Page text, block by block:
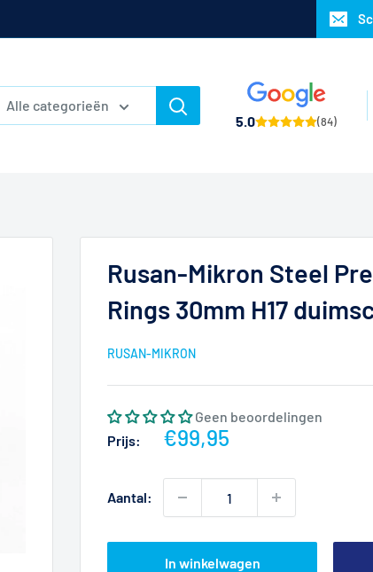
Alle categorieën
5.0
(84)
Rusan-Mikron Steel
Rings 30mm H17
RUSAN-MIKRON
Geen beoordelingen
Prijs:
Actieprijs
€99,95
Aantal:
In winkelwagen